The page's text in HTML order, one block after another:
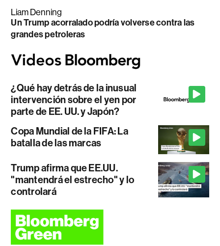
Liam Denning
Un Trump acorralado podría volverse contra las
grandes petroleras
¿Qué hay detrás de la inusual
intervención sobre el yen por
parte de EE. UU. y Japón?
Copa Mundial de la FIFA: La
batalla de las marcas
Trump afirma que EE.UU.
"mantendrá el estrecho" y lo
controlará